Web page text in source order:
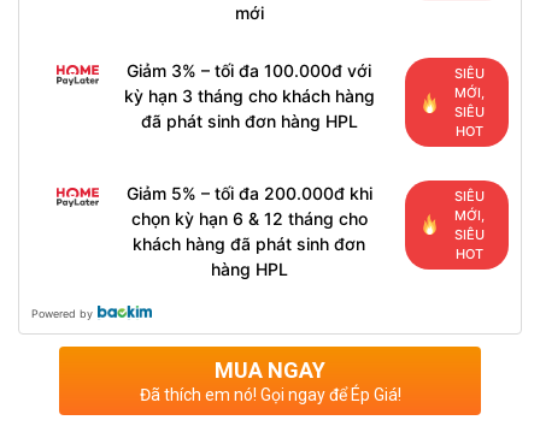
mới
Giảm 3% – tối đa 100.000đ với
kỳ hạn 3 tháng cho khách hàng
đã phát sinh đơn hàng HPL
SIÊU
MỚI,
SIÊU
HOT
Giảm 5% – tối đa 200.000đ khi
chọn kỳ hạn 6 & 12 tháng cho
khách hàng đã phát sinh đơn
hàng HPL
SIÊU
MỚI,
SIÊU
HOT
Powered by
MUA NGAY
Đã thích em nó! Gọi ngay để Ép Giá!